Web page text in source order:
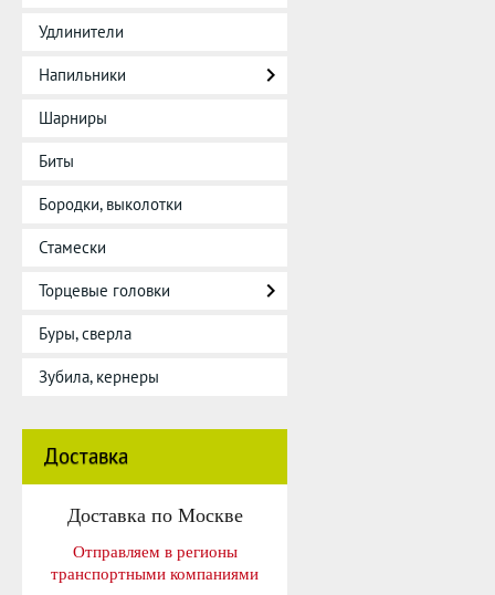
Удлинители
Напильники
Шарниры
Биты
Бородки, выколотки
Стамески
Торцевые головки
Буры, сверла
Зубила, кернеры
Доставка
Доставка по Москве
Отправляем в регионы
транспортными компаниями